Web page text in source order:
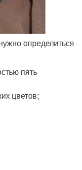
определиться
пять
цветов;